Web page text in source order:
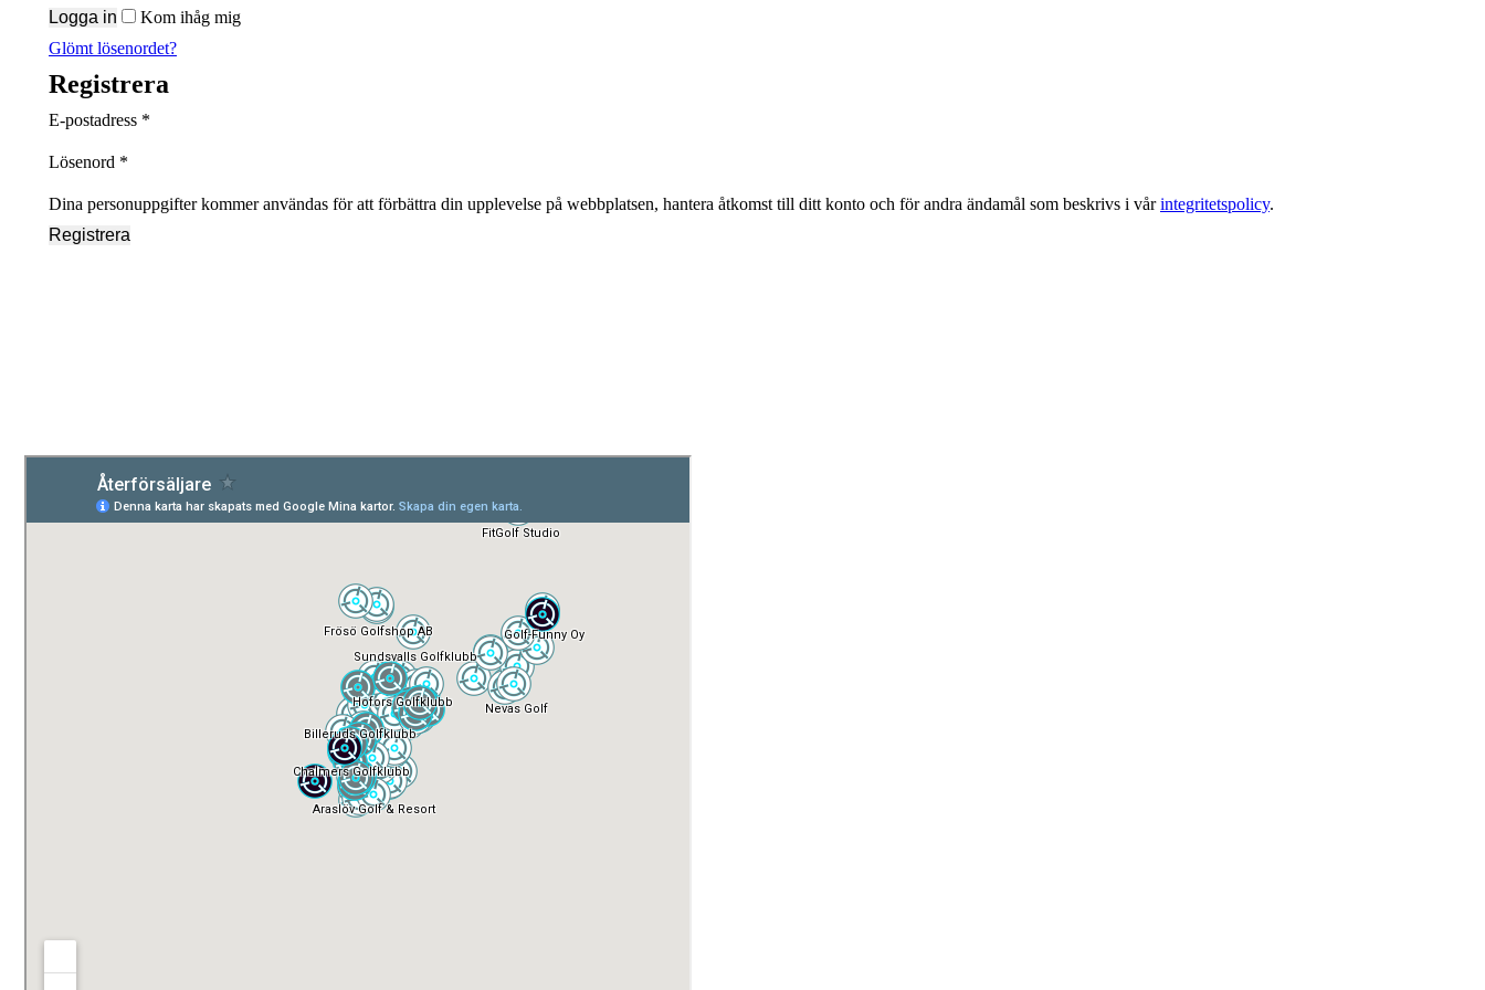
Logga in
Kom ihåg mig
Glömt lösenordet?
Registrera
E-postadress *
Lösenord *
Dina personuppgifter kommer användas för att förbättra din upplevelse på webbplatsen, hantera åtkomst till ditt konto och för andra ändamål som beskrivs i vårintegritetspolicy.
Registrera